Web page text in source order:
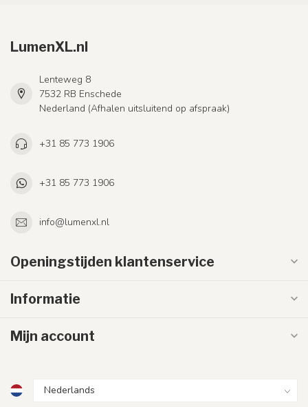
LumenXL.nl
Lenteweg 8
7532 RB Enschede
Nederland (Afhalen uitsluitend op afspraak)
+31 85 773 1906
+31 85 773 1906
info@lumenxl.nl
Openingstijden klantenservice
Informatie
Mijn account